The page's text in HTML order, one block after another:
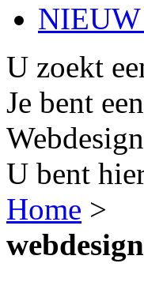
U zoekt
Je bent
U bent
Home >